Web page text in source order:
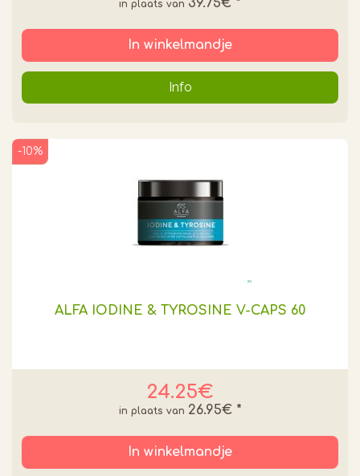
39.75€ *
In winkelmandje
Info
ALFA IODINE & TYROSINE V-CAPS 60
24.25€
-10%
26.95€ *
In winkelmandje